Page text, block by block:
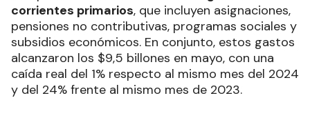
corrientes primarios, que incluyen asignaciones,
pensiones no contributivas, programas sociales y
subsidios económicos. En conjunto, estos gastos
alcanzaron los $9,5 billones en mayo, con una
caída real del 1% respecto al mismo mes del 2024
y del 24% frente al mismo mes de 2023.